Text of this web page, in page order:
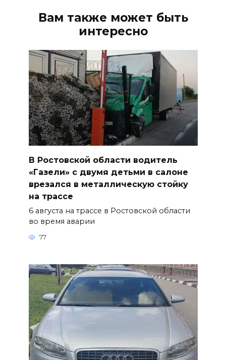
Вам также может быть
интересно
В Ростовской области водитель
«Газели» с двумя детьми в салоне
врезался в металлическую стойку
на трассе
6 августа на трассе в Ростовской области
во время аварии
77